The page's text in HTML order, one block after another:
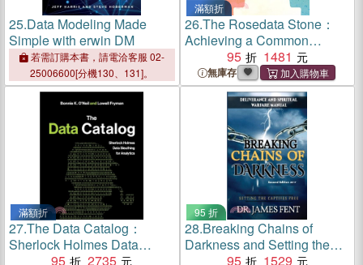
25.Data Modeling Made
Simple with erwin DM
若需訂購本書，請電洽客服 02-
25006600[分機130、131]。
滿額折
26.The Rosedata Stone：
Achieving a Common
Business Language using
the Business Terms Model
95 1481
無庫存
滿額折
27.The Data Catalog：
Sherlock Holmes Data
Sleuthing for Analytics
95 2735
95 折
28.Breaking Chains of
Darkness and Setting the
Captives Free
95 1529